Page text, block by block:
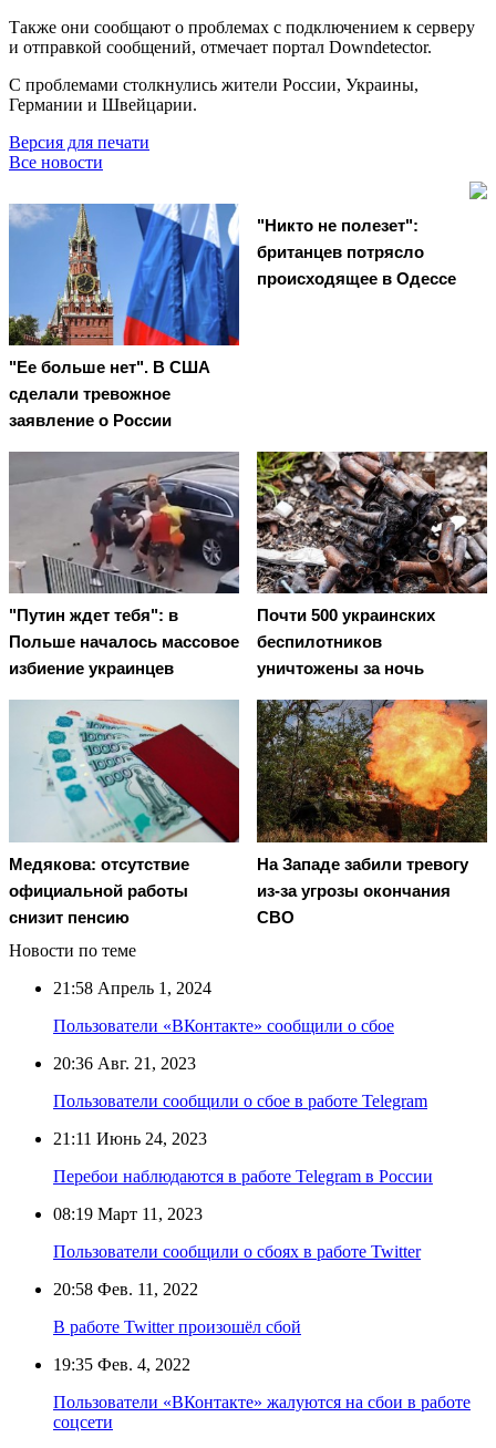
Также они сообщают о проблемах с подключением к серверу
и отправкой сообщений, отмечает портал Downdetector.
С проблемами столкнулись жители России, Украины,
Германии и Швейцарии.
Версия для печати
Все новости
"Ее больше нет". В США
сделали тревожное
заявление о России
"Никто не полезет":
британцев потрясло
происходящее в Одессе
"Путин ждет тебя": в
Польше началось массовое
избиение украинцев
Почти 500 украинских
беспилотников
уничтожены за ночь
Медякова: отсутствие
официальной работы
снизит пенсию
На Западе забили тревогу
из-за угрозы окончания
СВО
Новости по теме
21:58 Апрель 1, 2024
Пользователи «ВКонтакте» сообщили о сбое
20:36 Авг. 21, 2023
Пользователи сообщили о сбое в работе Telegram
21:11 Июнь 24, 2023
Перебои наблюдаются в работе Telegram в России
08:19 Март 11, 2023
Пользователи сообщили о сбоях в работе Twitter
20:58 Фев. 11, 2022
В работе Twitter произошёл сбой
19:35 Фев. 4, 2022
Пользователи «ВКонтакте» жалуются на сбои в работе
соцсети